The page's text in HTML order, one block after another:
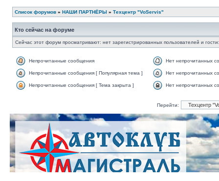
Список форумов » НАШИ ПАРТНЁРЫ » Техцентр "VoServis"
Кто сейчас на форуме
Сейчас этот форум просматривают: нет зарегистрированных пользователей и
Непрочитанные сообщения Нет непрочитанных
Непрочитанные сообщения [ Популярная тема ] Нет непрочитанных
Непрочитанные сообщения [ Тема закрыта ] Нет непрочитанных
Перейти: